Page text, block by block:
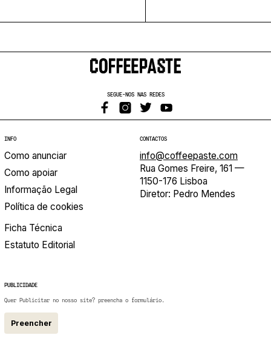
SEGUE-NOS NAS REDES
INFO
Como anunciar
Como apoiar
Informação Legal
Política de cookies
Ficha Técnica
Estatuto Editorial
CONTACTOS
info@coffeepaste.com
Rua Gomes Freire, 161 —
1150-176 Lisboa
Diretor: Pedro Mendes
PUBLICIDADE
Quer Publicitar no nosso site? preencha o formulário.
Preencher